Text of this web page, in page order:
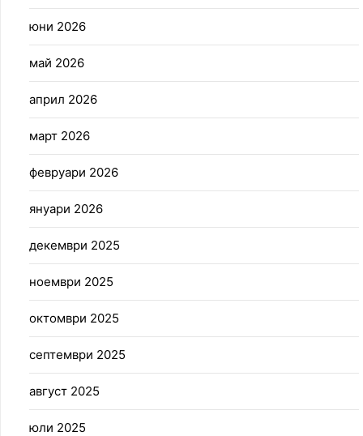
юни 2026
май 2026
април 2026
март 2026
февруари 2026
януари 2026
декември 2025
ноември 2025
октомври 2025
септември 2025
август 2025
юли 2025